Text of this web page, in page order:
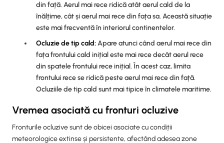
din față. Aerul mai rece ridică atât aerul cald de la
înălțime, cât și aerul mai rece din fața sa. Această situație
este mai frecventă în interiorul continentelor.
Ocluzie de tip cald:Apare atunci când aerul mai rece din
fața frontului cald inițial este mai rece decât aerul rece
din spatele frontului rece inițial. În acest caz, limita
frontului rece se ridică peste aerul mai rece din față.
Ocluziile de tip cald sunt mai tipice în climatele maritime.
Vremea asociată cu fronturi ocluzive
Fronturile ocluzive sunt de obicei asociate cu condiții
meteorologice extinse și persistente, afectând adesea zone